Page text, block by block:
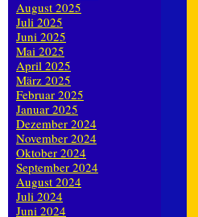
August 2025
Juli 2025
Juni 2025
Mai 2025
April 2025
März 2025
Februar 2025
Januar 2025
Dezember 2024
November 2024
Oktober 2024
September 2024
August 2024
Juli 2024
Juni 2024